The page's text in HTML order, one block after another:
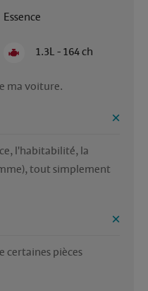
Essence
1.3L - 164 ch
ma voiture.
l'habitabilité, la
tout simplement
certaines pièces